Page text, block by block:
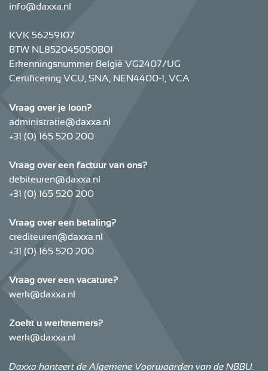
info@daxxa.nl
KVK 56259107
BTW NL852045050B01
Erkenningsnummer België VG2407/UG
Certificering VCU, SNA, NEN4400-1, VCA
Vraag over je loon?
administratie@daxxa.nl
+31 (0) 165 520 200
Vraag over een factuur van ons?
debiteuren@daxxa.nl
+31 (0) 165 520 200
Vraag over een betaling?
crediteuren@daxxa.nl
+31 (0) 165 520 200
Vraag over een vacature?
werk@daxxa.nl
Zoekt u werknemers?
werk@daxxa.nl
Daxxa hanteert de Algemene Voorwaarden van de NBBU.